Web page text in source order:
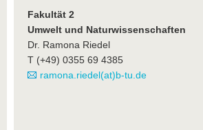
Fakultät 2
Umwelt und Naturwissenschaften
Dr. Ramona Riedel
T (+49) 0355 69 4385
ramona.riedel(at)b-tu.de